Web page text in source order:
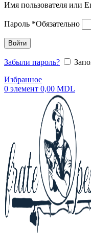
Имя пользователя или
Пароль *Обязательно
Войти
Забыли пароль?
Избранное
0 элемент 0,00 MDL